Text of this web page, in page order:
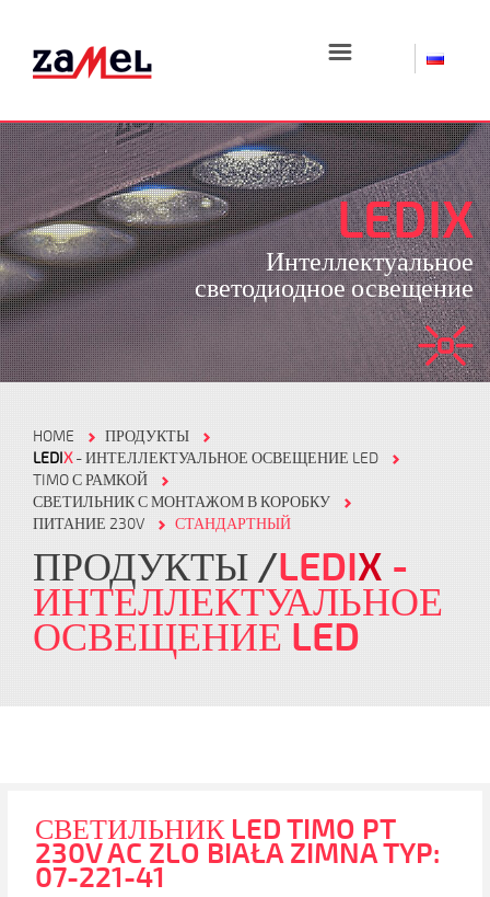
☰
LEDIX
Интеллектуальное
светодиодное освещение
HOME
ПРОДУКТЫ
LEDIX- ИНТЕЛЛЕКТУАЛЬНОЕ ОСВЕЩЕНИЕ LED
TIMO С РАМКОЙ
СВЕТИЛЬНИК С МОНТАЖОМ В КОРОБКУ
ПИТАНИЕ 230V
СТАНДАРТНЫЙ
ПРОДУКТЫ LEDIX -
ИНТЕЛЛЕКТУАЛЬНОЕ
ОСВЕЩЕНИЕ LED
СВЕТИЛЬНИК LED TIMO PT
230V AC ZLO BIAŁA ZIMNA TYP:
07-221-41